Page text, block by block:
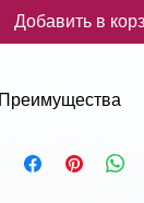
Добавить в
Преимущества
✓ Мощный